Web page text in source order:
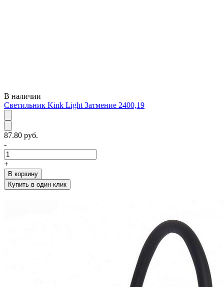
В наличии
Светильник Kink Light Затмение 2400,19
87.80 руб.
-
+
В корзину
Купить в один клик